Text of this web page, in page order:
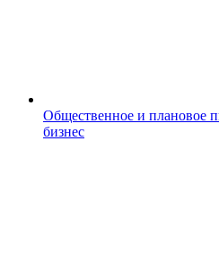
Общественное и плановое
бизнес